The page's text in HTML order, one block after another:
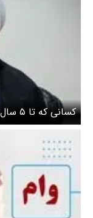
کسانی که تا ۵ سال آینده بازنشسته می‌شوند بخوانند